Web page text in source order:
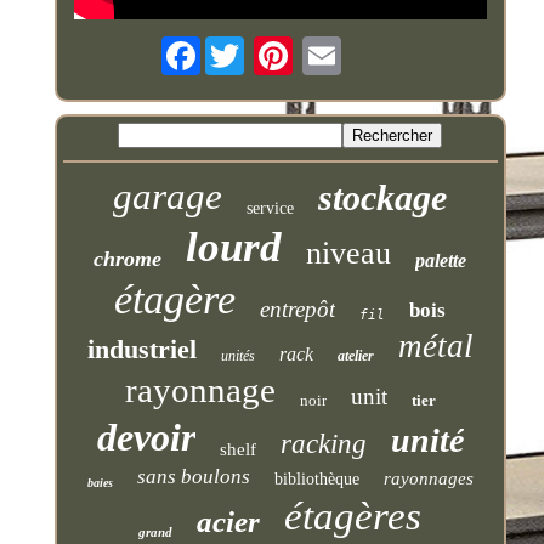
Facebook
garage service stockage
chrome lourd niveau palette
étagère entrepôt fil bois
industriel unités rack atelier métal
rayonnage noir unit tier
devoir shelf racking unité
baies sans boulons bibliothèque rayonnages
grand acier étagères